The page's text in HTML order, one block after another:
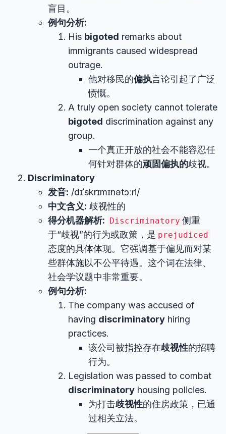
盲目。
例句分析:
His bigoted remarks about
immigrants caused widespread
outrage.
他对移民的偏执言论引起了广泛
愤慨。
A truly open society cannot tolerate
bigoted discrimination against any
group.
一个真正开放的社会不能容忍任
何针对群体的顽固偏执的歧视。
Discriminatory
发音: /dɪˈskrɪmɪnətɔːri/
中文含义: 歧视性的
得分机器解析: Discriminatory 侧重
于“歧视”的行为或政策，是 prejudiced
态度的具体体现。它强调基于偏见而对某
些群体施以不公平待遇。这个词在法律、
社会学议题中非常重要。
例句分析:
The company was accused of
having discriminatory hiring
practices.
该公司被指控存在歧视性的招聘
行为。
Legislation was passed to combat
discriminatory housing policies.
为打击歧视性的住房政策，已通
过相关立法。